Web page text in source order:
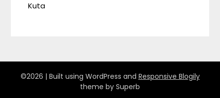
Kuta
©2026 | Built using WordPress and Responsive Blogily
theme by Superb